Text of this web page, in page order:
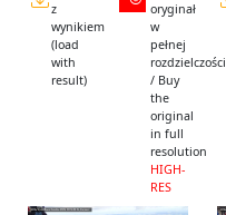
z
wynikiem
(load
with
result)
oryginał
w
pełnej
rozdzielczości
/ Buy
the
original
in full
resolution
HIGH-
RES